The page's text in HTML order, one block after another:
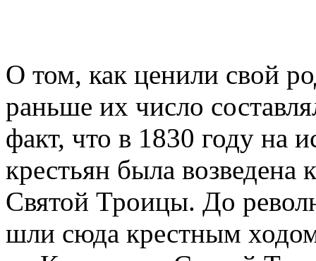
О том, как ценили свой
раньше их число
факт, что в 1830 году на
крестьян была возведена
Святой Троицы. До
шли сюда крестным